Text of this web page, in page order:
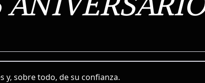
y, sobre todo, de su confianza.